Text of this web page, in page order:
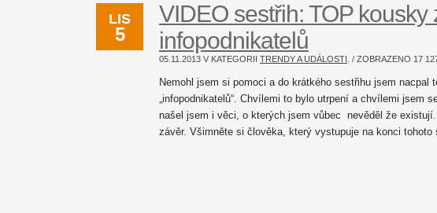
LIS
5
VIDEO sestřih: TOP kousky
infopodnikatelů
05.11.2013 V KATEGORII TRENDY A UDÁLOSTI . / ZOBRAZENO 17
Nemohl jsem si pomoci a do krátkého sestřihu jsem nacpal
„infopodnikatelů“. Chvílemi to bylo utrpení a chvílemi jsem
našel jsem i věci, o kterých jsem vůbec nevěděl že existují.
závěr. Všimněte si člověka, který vystupuje na konci